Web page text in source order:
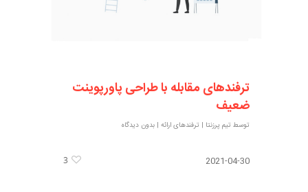
ترفندهای مقابله با طراحی پاورپوینت
ضعیف
توسط تیم پرزنتا | ترفندهای ارائه |بدون دیدگاه
2021-04-30
3